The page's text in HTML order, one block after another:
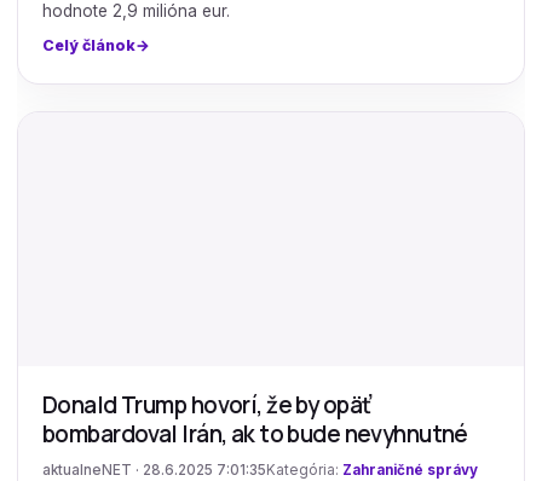
hodnote 2,9 milióna eur.
Celý článok
Donald Trump hovorí, že by opäť
bombardoval Irán, ak to bude nevyhnutné
aktualneNET · 28.6.2025 7:01:35 Kategória: Zahraničné správy